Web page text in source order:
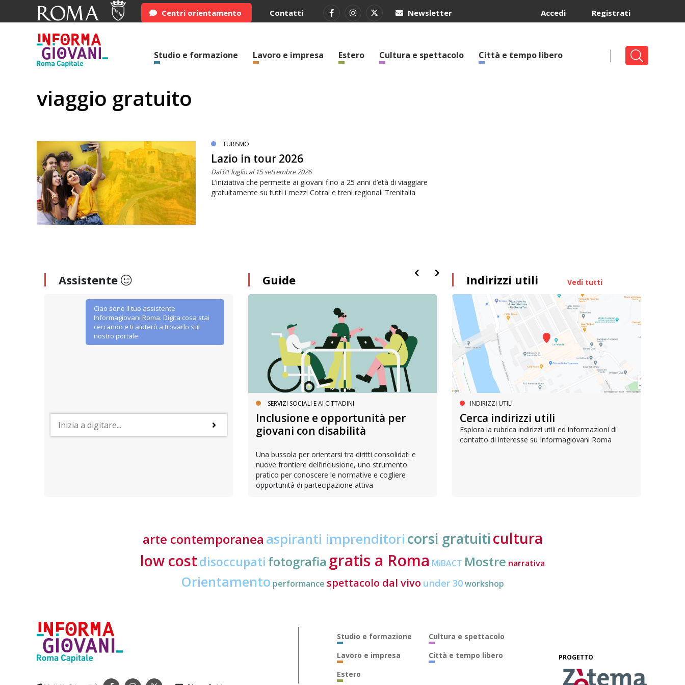
Centri orientamento Contatti Newsletter Registrati
Accedi
Studio e formazione Lavoro e impresa Estero Cultura e spettacolo Città e tempo libero
viaggio gratuito
TURISMO
Lazio in tour 2026
Dal 01 luglio al 15 settembre 2026
L’iniziativa che permette ai giovani fino a 25 anni d’età di viaggiare
gratuitamente su tutti i mezzi Cotral e treni regionali Trenitalia
Assistente
Ciao sono il tuo assistente
Informagiovani Roma. Digita cosa stai
cercando e ti aiuterò a trovarlo sul
nostro portale.
Guide
Centri di assistenza fiscale (CAF –
CAAF)
SERVIZI SOCIALI E AI CITTADINI
Inclusione e opportunità per
giovani con disabilità
Una bussola per orientarsi tra diritti consolidati e
nuove frontiere dell’inclusione, uno strumento
pratico per conoscere le normative e cogliere
opportunità di partecipazione attiva
VIVERE A ROMA
Attività per il tempo libero
Un vademecum per orientarsi fra le tante attività
Indirizzi utili Vedi tutti
INDIRIZZI UTILI
Cerca indirizzi utili
Esplora la rubrica indirizzi utili ed informazioni di
contatto di interesse su Informagiovani Roma
arte contemporanea aspiranti imprenditori corsi gratuiticultura
low costdisoccupati fotografia gratis a Roma MiBACT Mostre narrativa
Orientamento performance spettacolo dal vivo under 30workshop
Studio e formazione
Lavoro e impresa
Estero
Cultura e spettacolo
Città e tempo libero
PROGETTO